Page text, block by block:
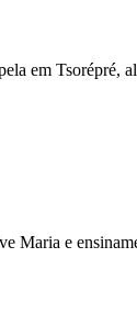
em Tsorépré,
Maria e